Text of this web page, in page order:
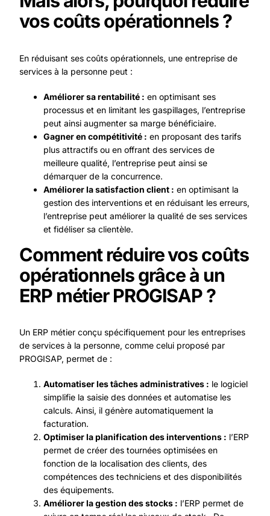
vos coûts opérationnels ?
En réduisant ses coûts opérationnels, une entreprise de
services à la personne peut :
Améliorer sa rentabilité : en optimisant ses
processus et en limitant les gaspillages, l’entreprise
peut ainsi augmenter sa marge bénéficiaire.
Gagner en compétitivité : en proposant des tarifs
plus attractifs ou en offrant des services de
meilleure qualité, l’entreprise peut ainsi se
démarquer de la concurrence.
Améliorer la satisfaction client : en optimisant la
gestion des interventions et en réduisant les erreurs,
l’entreprise peut améliorer la qualité de ses services
et fidéliser sa clientèle.
Comment réduire vos coûts
opérationnels grâce à un
ERP métier PROGISAP ?
Un ERP métier conçu spécifiquement pour les entreprises
de services à la personne, comme celui proposé par
PROGISAP, permet de :
Automatiser les tâches administratives : le logiciel
simplifie la saisie des données et automatise les
calculs. Ainsi, il génère automatiquement la
facturation.
Optimiser la planification des interventions : l’ERP
permet de créer des tournées optimisées en
fonction de la localisation des clients, des
compétences des techniciens et des disponibilités
des équipements.
Améliorer la gestion des stocks : l’ERP permet de